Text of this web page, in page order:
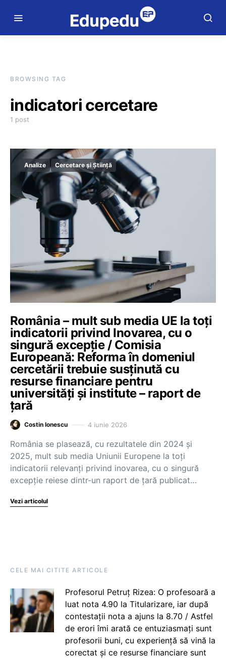
BROWSING TAG
indicatori cercetare
1 post
Analize Cercetare și Știință
România – mult sub media UE la toți
indicatorii privind Inovarea, cu o
singură excepție / Comisia
Europeană: Reforma în domeniul
cercetării trebuie susținută cu
resurse financiare pentru
universități și institute – raport de
țară
Costin Ionescu 4 iunie 2026
România se plasează, cu rezultatele din 2024 și
2025, mult sub media Uniunii Europene la toți
indicatorii relevanți privind inovarea, cu o singură
excepție reiese dintr-un raport de țară publicat…
Vezi articolul
CELE MAI CITITE ARTICOLE
Profesorul Petruț Rizea: O profesoară a
luat nota 4.90 la Titularizare, iar după
contestații nota a ajuns la 8.70 / Astfel
de erori îmi arată ce entuziasmați sunt
profesorii buni, cu experiență să vină la
corectat și ce resurse financiare sunt